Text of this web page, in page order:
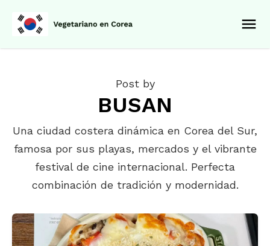
Post by
BUSAN
Una ciudad costera dinámica en Corea del Sur,
famosa por sus playas, mercados y el vibrante
festival de cine internacional. Perfecta
combinación de tradición y modernidad.